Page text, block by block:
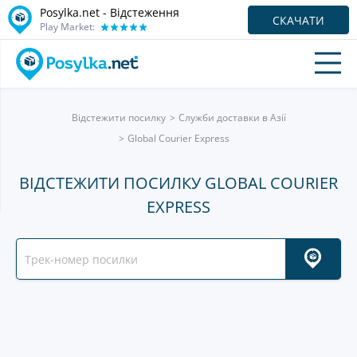
Posylka.net - Відстеження
Play Market: СКАЧАТИ
Відстежити посилку
Служби доставки в Азії
Global Courier Express
ВІДСТЕЖИТИ ПОСИЛКУ GLOBAL COURIER
EXPRESS